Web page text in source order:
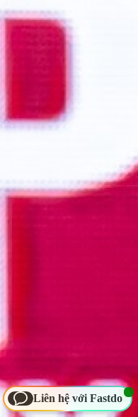
Liên hệ với Fastdo